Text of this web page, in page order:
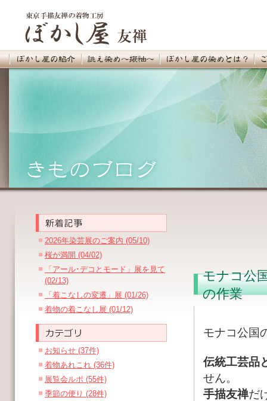
2026年染芸展のご案内 (05/10)
桜が満開 (04/02)
「アール･デコとモード」展を見て
(02/13)
「着こなしの変遷」展 (01/26)
着物の着こなし展 (01/12)
お知らせ (37件)
着物あれこれ (36件)
展覧会ルポ (55件)
季節の便り (28件)
モナコ公
の作業
モナコ公
伝統工芸品
せん。
手描友禅だ